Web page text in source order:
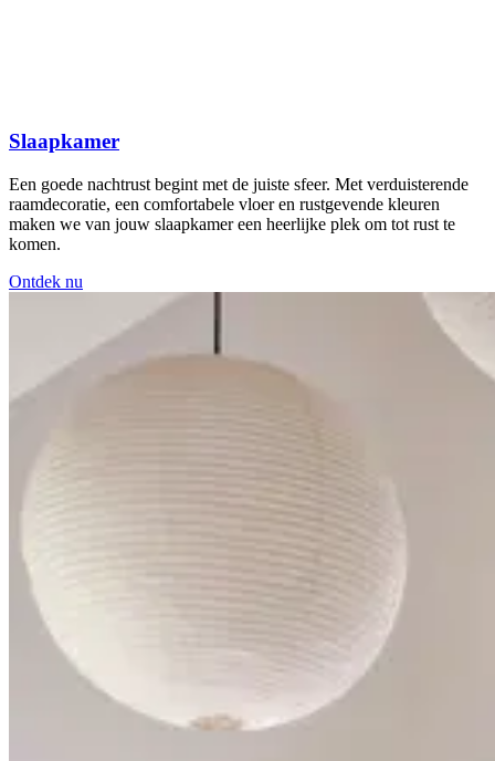
Slaapkamer
Een goede nachtrust begint met de juiste sfeer. Met verduisterende
raamdecoratie, een comfortabele vloer en rustgevende kleuren
maken we van jouw slaapkamer een heerlijke plek om tot rust te
komen.
Ontdek nu